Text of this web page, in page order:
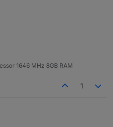
1646 MHz 8GB RAM
1